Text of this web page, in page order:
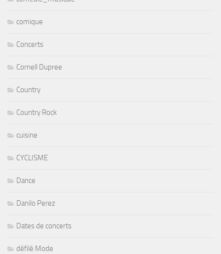
comique
Concerts
Cornell Dupree
Country
Country Rock
cuisine
CYCLISME
Dance
Danilo Perez
Dates de concerts
défilé Mode